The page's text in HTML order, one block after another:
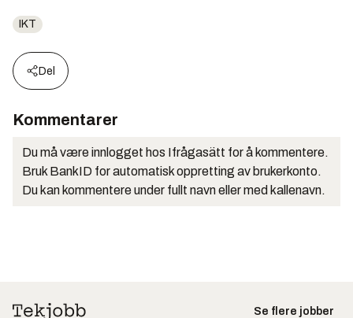
IKT
Del
Kommentarer
Du må være innlogget hos Ifrågasätt for å kommentere.
Bruk BankID for automatisk oppretting av brukerkonto.
Du kan kommentere under fullt navn eller med kallenavn.
Se flere jobber